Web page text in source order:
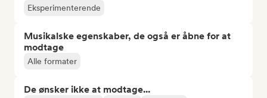
Eksperimenterende
Musikalske egenskaber, de også er åbne for at
modtage
Alle formater
De ønsker ikke at modtage...